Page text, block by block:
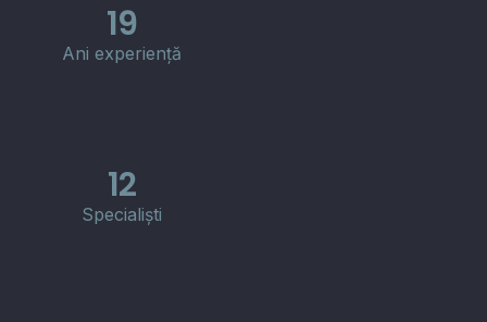
19
Ani experiență
12
Specialiști